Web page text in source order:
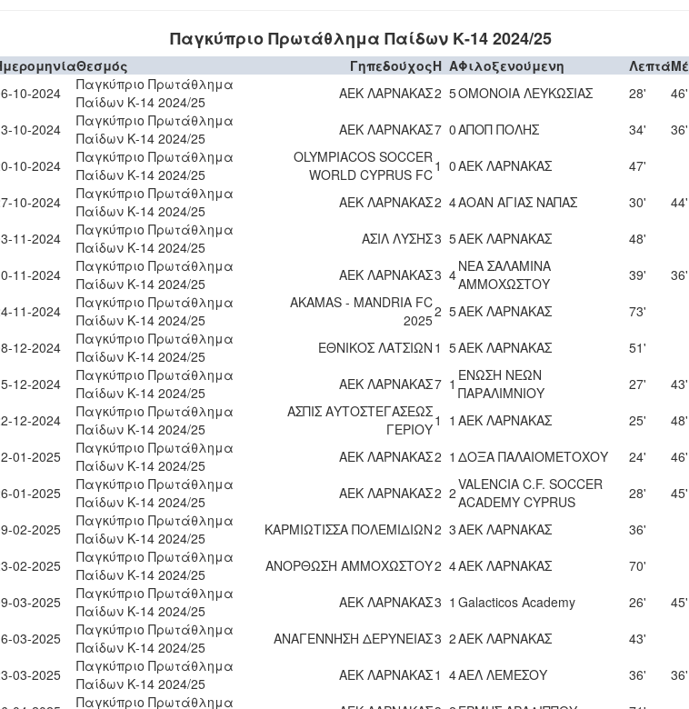
Παγκύπριο Πρωτάθλημα Παίδων Κ-14 2024/25
Θεσμός ΓηπεδούχοςH AΦιλοξενούμενη Λεπτά
10-2024
Παγκύπριο Πρωτάθλημα
Παίδων Κ-14 2024/25
ΑΕΚ ΛΑΡΝΑΚΑΣ2 5ΟΜΟΝΟΙΑ ΛΕΥΚΩΣΙΑΣ 28'
46'
10-2024
Παγκύπριο Πρωτάθλημα
Παίδων Κ-14 2024/25
ΑΕΚ ΛΑΡΝΑΚΑΣ7 0ΑΠΟΠ ΠΟΛΗΣ 34'
36'
10-2024
Παγκύπριο Πρωτάθλημα
Παίδων Κ-14 2024/25
OLYMPIACOS SOCCER
WORLD CYPRUS FC1 0ΑΕΚ ΛΑΡΝΑΚΑΣ 47'
10-2024
Παγκύπριο Πρωτάθλημα
Παίδων Κ-14 2024/25
ΑΕΚ ΛΑΡΝΑΚΑΣ2 4ΑΟΑΝ ΑΓΙΑΣ ΝΑΠΑΣ 30'
44'
11-2024
Παγκύπριο Πρωτάθλημα
Παίδων Κ-14 2024/25
ΑΣΙΛ ΛΥΣΗΣ3 5ΑΕΚ ΛΑΡΝΑΚΑΣ 48'
11-2024
Παγκύπριο Πρωτάθλημα
Παίδων Κ-14 2024/25
ΑΕΚ ΛΑΡΝΑΚΑΣ3 4ΝΕΑ ΣΑΛΑΜΙΝΑ
ΑΜΜΟΧΩΣΤΟΥ
39'
36'
11-2024
Παγκύπριο Πρωτάθλημα
Παίδων Κ-14 2024/25
AKAMAS - MANDRIA FC
20252 5ΑΕΚ ΛΑΡΝΑΚΑΣ
73'
12-2024
Παγκύπριο Πρωτάθλημα
Παίδων Κ-14 2024/25
ΕΘΝΙΚΟΣ ΛΑΤΣΙΩΝ 1 5ΑΕΚ ΛΑΡΝΑΚΑΣ 51'
12-2024
Παγκύπριο Πρωτάθλημα
Παίδων Κ-14 2024/25
ΑΕΚ ΛΑΡΝΑΚΑΣ7 1 ΕΝΩΣΗ ΝΕΩΝ
ΠΑΡΑΛΙΜΝΙΟΥ
27' 43'
12-2024
Παγκύπριο Πρωτάθλημα
Παίδων Κ-14 2024/25
ΑΣΠΙΣ ΑΥΤΟΣΤΕΓΑΣΕΩΣ
ΓΕΡΙΟΥ1 1 ΑΕΚ ΛΑΡΝΑΚΑΣ 25'
48'
01-2025
Παγκύπριο Πρωτάθλημα
Παίδων Κ-14 2024/25
ΑΕΚ ΛΑΡΝΑΚΑΣ2 1 ΔΟΞΑ ΠΑΛΑΙΟΜΕΤΟΧΟΥ 24'
46'
01-2025
Παγκύπριο Πρωτάθλημα
Παίδων Κ-14 2024/25
ΑΕΚ ΛΑΡΝΑΚΑΣ2 2VALENCIA C.F. SOCCER
ACADEMY CYPRUS
28'
45'
02-2025
Παγκύπριο Πρωτάθλημα
Παίδων Κ-14 2024/25
ΚΑΡΜΙΩΤΙΣΣΑ ΠΟΛΕΜΙΔΙΩΝ2 3ΑΕΚ ΛΑΡΝΑΚΑΣ 36'
02-2025
Παγκύπριο Πρωτάθλημα
Παίδων Κ-14 2024/25
ΑΝΟΡΘΩΣΗ ΑΜΜΟΧΩΣΤΟΥ2 4ΑΕΚ ΛΑΡΝΑΚΑΣ
70'
03-2025
Παγκύπριο Πρωτάθλημα
Παίδων Κ-14 2024/25
ΑΕΚ ΛΑΡΝΑΚΑΣ3 1 Galacticos Academy 26'
45'
03-2025
Παγκύπριο Πρωτάθλημα
Παίδων Κ-14 2024/25
ΑΝΑΓΕΝΝΗΣΗ ΔΕΡΥΝΕΙΑΣ3 2ΑΕΚ ΛΑΡΝΑΚΑΣ 43'
03-2025
Παγκύπριο Πρωτάθλημα
Παίδων Κ-14 2024/25
ΑΕΚ ΛΑΡΝΑΚΑΣ1 4ΑΕΛ ΛΕΜΕΣΟΥ 36'
36'
Παγκύπριο Πρωτάθλημα